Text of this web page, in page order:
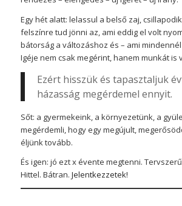
Egy hét alatt: lelassul a belső zaj,
felszínre tud jönni az, ami eddig el volt
bátorság a változáshoz és – ami
Igéje nem csak megérint, hanem munkát is
Ezért hisszük és tapasztaljuk
házasság megérdemel ennyit.
Sőt: a gyermekeink, a környezetünk, a
megérdemli, hogy egy megújult,
éljünk tovább.
És igen: jó ezt x évente megtenni.
Hittel. Bátran. Jelentkezzetek!